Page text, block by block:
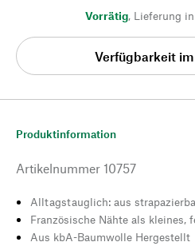
Vorrätig, Lieferung
Verfügbarkeit im
Produktinformation
Artikelnummer 10757
Alltagstauglich: aus
Französische Nähte als kleines,
Aus kbA-Baumwolle Hergestellt